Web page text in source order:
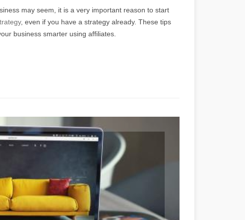
may seem, it is a very important reason to start
, even if you have a strategy already. These tips
business smarter using affiliates.